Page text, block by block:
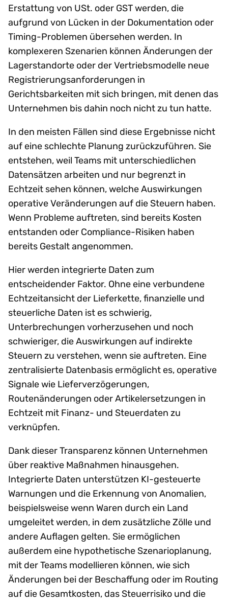
Erstattung von USt. oder GST werden, die
aufgrund von Lücken in der Dokumentation oder
Timing-Problemen übersehen werden. In
komplexeren Szenarien können Änderungen der
Lagerstandorte oder der Vertriebsmodelle neue
Registrierungsanforderungen in
Gerichtsbarkeiten mit sich bringen, mit denen das
Unternehmen bis dahin noch nicht zu tun hatte.
In den meisten Fällen sind diese Ergebnisse nicht
auf eine schlechte Planung zurückzuführen. Sie
entstehen, weil Teams mit unterschiedlichen
Datensätzen arbeiten und nur begrenzt in
Echtzeit sehen können, welche Auswirkungen
operative Veränderungen auf die Steuern haben.
Wenn Probleme auftreten, sind bereits Kosten
entstanden oder Compliance-Risiken haben
bereits Gestalt angenommen.
Hier werden integrierte Daten zum
entscheidender Faktor. Ohne eine verbundene
Echtzeitansicht der Lieferkette, finanzielle und
steuerliche Daten ist es schwierig,
Unterbrechungen vorherzusehen und noch
schwieriger, die Auswirkungen auf indirekte
Steuern zu verstehen, wenn sie auftreten. Eine
zentralisierte Datenbasis ermöglicht es, operative
Signale wie Lieferverzögerungen,
Routenänderungen oder Artikelersetzungen in
Echtzeit mit Finanz- und Steuerdaten zu
verknüpfen.
Dank dieser Transparenz können Unternehmen
über reaktive Maßnahmen hinausgehen.
Integrierte Daten unterstützen KI-gesteuerte
Warnungen und die Erkennung von Anomalien,
beispielsweise wenn Waren durch ein Land
umgeleitet werden, in dem zusätzliche Zölle und
andere Auflagen gelten. Sie ermöglichen
außerdem eine hypothetische Szenarioplanung,
mit der Teams modellieren können, wie sich
Änderungen bei der Beschaffung oder im Routing
auf die Gesamtkosten, das Steuerrisiko und die